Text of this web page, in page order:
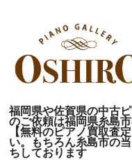
福岡県や佐賀県の中古
のご依頼は福岡県糸島
【無料のピアノ買取査
い。もちろん糸島市の
ちしております